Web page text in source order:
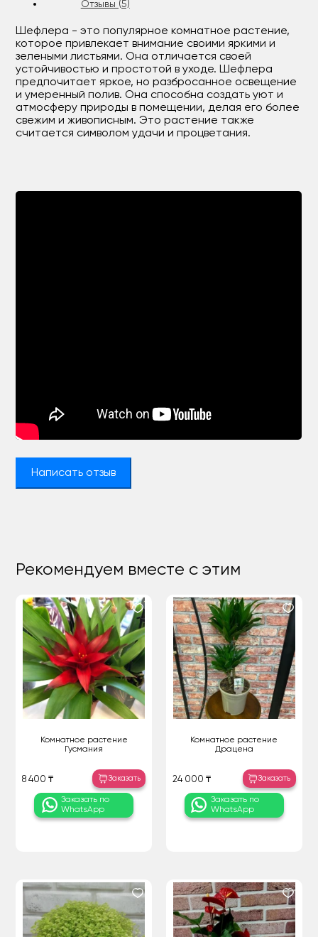
Отзывы (5)
Шефлера - это популярное комнатное растение,
которое привлекает внимание своими яркими и
зелеными листьями. Она отличается своей
устойчивостью и простотой в уходе. Шефлера
предпочитает яркое, но разбросанное освещение
и умеренный полив. Она способна создать уют и
атмосферу природы в помещении, делая его более
свежим и живописным. Это растение также
считается символом удачи и процветания.
Написать отзыв
Рекомендуем вместе с этим
Комнатное растение
Гусмания
8 400 ₸ Заказать
Заказать по
WhatsApp
Комнатное растение
Драцена
24 000 ₸ Заказать
Заказать по
WhatsApp